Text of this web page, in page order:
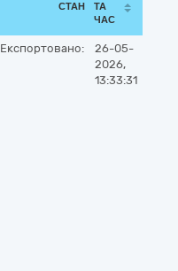
СТАН
ТА
ЧАС
Експортовано:
26-05-
2026,
13:33:31